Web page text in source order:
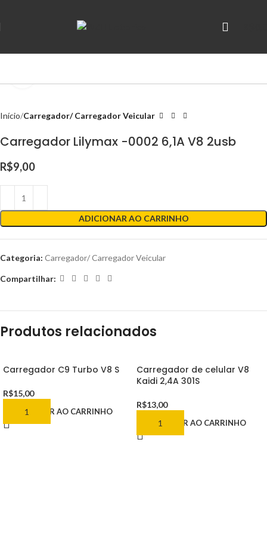
Início Carregador/ Carregador Veicular
Carregador Lilymax -0002 6,1A V8 2usb
R$9,00
ADICIONAR AO CARRINHO
Categoria: Carregador/ Carregador Veicular
Compartilhar:
Produtos relacionados
Carregador C9 Turbo V8 S
R$15,00
ADICIONAR AO CARRINHO
Carregador de celular V8
Kaidi 2,4A 301S
R$13,00
ADICIONAR AO CARRINHO